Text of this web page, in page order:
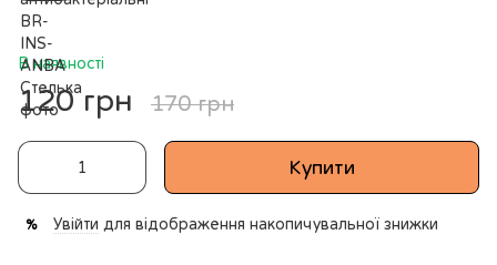
В наявності
120 грн 170 грн
Купити
% Увійти для відображення накопичувальної знижки